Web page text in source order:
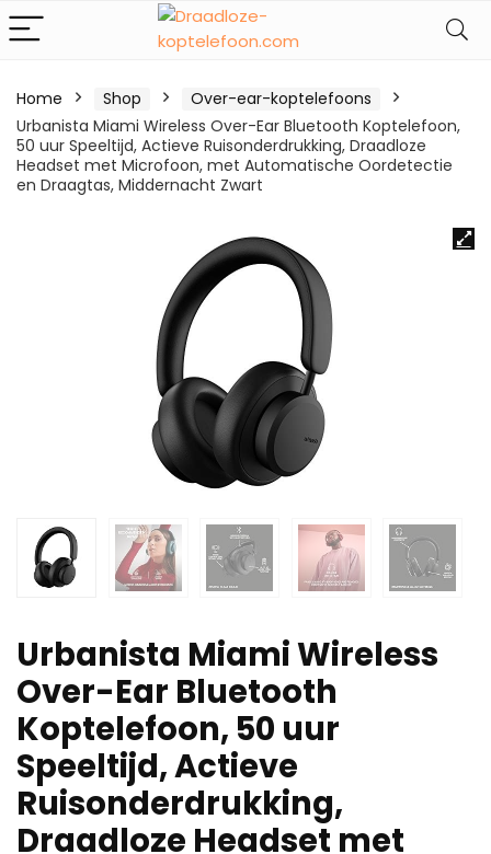
Home Shop
Over-ear-koptelefoons
Urbanista Miami Wireless Over-Ear Bluetooth Koptelefoon,
50 uur Speeltijd, Actieve Ruisonderdrukking, Draadloze
Headset met Microfoon, met Automatische Oordetectie
en Draagtas, Middernacht Zwart
Urbanista Miami Wireless
Over-Ear Bluetooth
Koptelefoon, 50 uur
Speeltijd, Actieve
Ruisonderdrukking,
Draadloze Headset met